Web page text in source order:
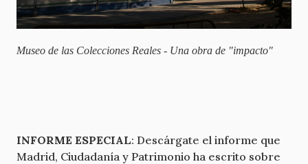
Museo de las Colecciones Reales - Una obra de "impacto"
INFORME ESPECIAL: Descárgate el informe que
Madrid, Ciudadanía y Patrimonio ha escrito sobre